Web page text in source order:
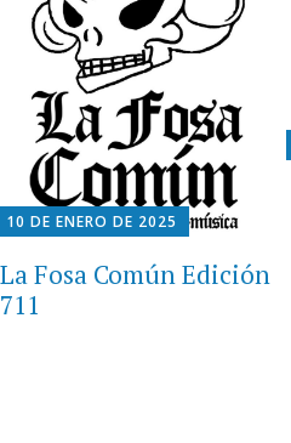
10 DE ENERO DE 2025
La Fosa Común Edición
711